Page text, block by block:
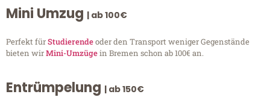
Mini Umzug | ab 100€
Perfekt fürStudierendeoder den Transport weniger Gegenstände
bieten wirMini-Umzügein Bremen schon ab 100€ an.
Entrümpelung | ab 150€